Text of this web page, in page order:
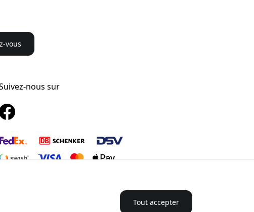
vous
nous sur
Tout accepter